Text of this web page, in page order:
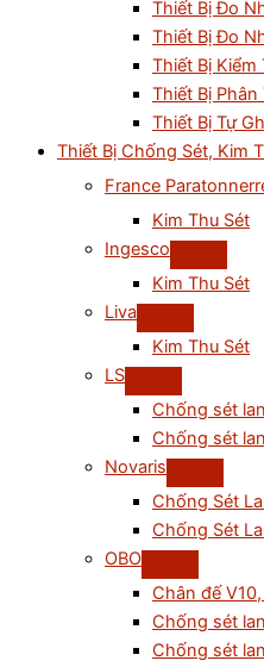
Thiết Bị Đo
Thiết Bị Đo
Thiết Bị Kiểm
Thiết Bị
Thiết Bị Tự
Thiết Bị Chống Sét, Kim
France
Kim Thu Sét
Ingesco
Kim Thu Sét
Liva
Kim Thu Sét
LS
Chống sét
Chống sét
Novaris
Chống Sét
Chống Sét
OBO
Chân đế
Chống sét
Chống sét